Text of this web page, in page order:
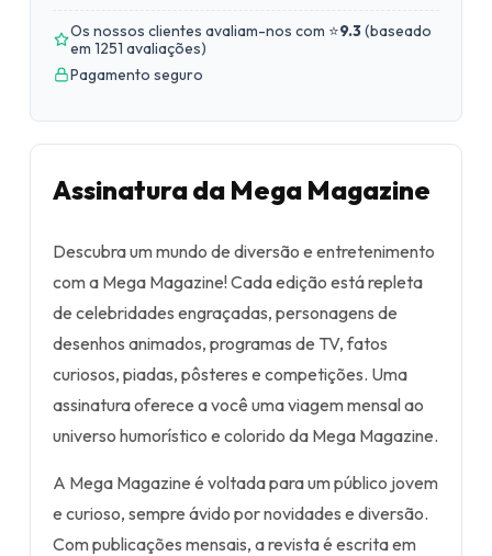
Os nossos clientes avaliam-nos com ⭐9.3(baseado
em 1251 avaliações)
Pagamento seguro
Assinatura da Mega Magazine
Descubra um mundo de diversão e entretenimento
com a Mega Magazine! Cada edição está repleta
de celebridades engraçadas, personagens de
desenhos animados, programas de TV, fatos
curiosos, piadas, pôsteres e competições. Uma
assinatura oferece a você uma viagem mensal ao
universo humorístico e colorido da Mega Magazine.
A Mega Magazine é voltada para um público jovem
e curioso, sempre ávido por novidades e diversão.
Com publicações mensais, a revista é escrita em